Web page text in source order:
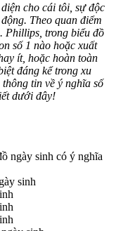
cho cái tôi, sự độc
Theo quan điểm
Phillips, trong biểu đồ
số 1 nào hoặc xuất
ít, hoặc hoàn toàn
đáng kể trong xu
tin về ý nghĩa số
dưới đây!
ngày sinh có ý nghĩa
sinh